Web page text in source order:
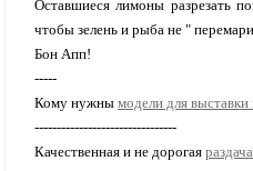
Оставшиеся лимоны разрезать
чтобы зелень и рыба не "
Бон Апп!
-----
Кому нужны модели для выставки
--------------------------------
Качественная и не дорогая